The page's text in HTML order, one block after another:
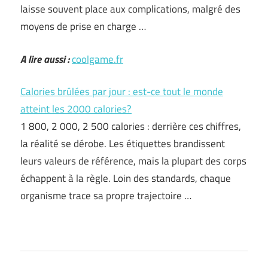
laisse souvent place aux complications, malgré des
moyens de prise en charge …
A lire aussi :coolgame.fr
Calories brûlées par jour : est-ce tout le monde
atteint les 2000 calories?
1 800, 2 000, 2 500 calories : derrière ces chiffres,
la réalité se dérobe. Les étiquettes brandissent
leurs valeurs de référence, mais la plupart des corps
échappent à la règle. Loin des standards, chaque
organisme trace sa propre trajectoire …